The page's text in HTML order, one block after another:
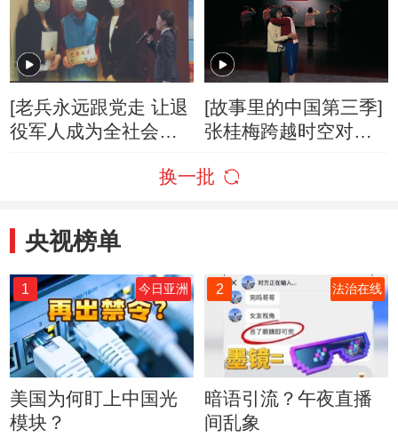
的参观者
[老兵永远跟党走 让退
役军人成为全社会尊
演讲题目《我们愿做
人：刘洪菲
[故事里的中国第三季]
张桂梅跨越时空对话
换一批
央视榜单
1 今日亚洲
美国为何盯上中国光
模块？
2 法治在线
暗语引流？午夜直播
间乱象